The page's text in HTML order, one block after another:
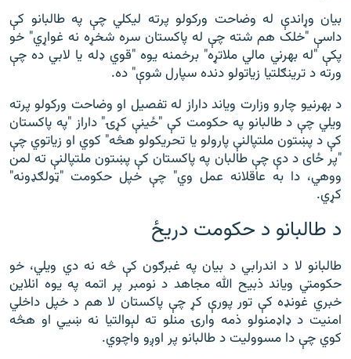
بیان وړاندې له وضاحت ورکولو پرته لیکلي چې په طالبانو کې
داسې "خلک هم شته چې له پاکستان سره شخړه نه غواړي" خو
پکې "له بهرني مالي ملاتړه" برخمنه یوه "قوي ډله یا لابي ده چې
ورته د ترینګلتیا زیاتولو دنده سپارل شوې" ده.
د بهرنیو چارو وزارت ویاند داراز له تفصیل او وضاحت ورکولو پرته
ویلي چې د طالبانو په حکومت کې "ځینې کړۍ" داراز "په پاکستان
کې د پښتون ملتپالنې پارولو یا تحریکولو هڅه" کوي او زیاتوي چې
"پر ځای د دې چې طالبان په پاکستان کې پښتون ملتپالنې ته لمن
ووهي، دا به عاقلانه عمل وي" چې خپل حکومت "ټولګډونه"
کړي.
د طالبانو د حکومت دریځ
طالبانو لا د اندرابي د بیان په غبرګون کې څه نه دي ویلي، خو
حکومتي ویاند ذبیح الله مجاهد د نومبر پر اتمه په یوه انلاین
خبري غونډه کې تور پورې کړ چې پاکستان لا هم د خپل داخلي
امنیت د ډاډمنولو ذمه وارۍ منلو ته لېوالتیا نه ښيي او هڅه
کوي چې دا مسوولیت د طالبانو پر اوږو واچوي.